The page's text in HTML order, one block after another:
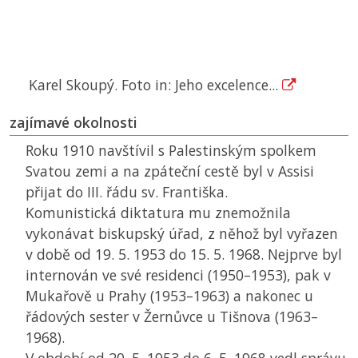
Karel Skoupý. Foto in: Jeho excelence...
zajímavé okolnosti
Roku 1910 navštívil s Palestinským spolkem
Svatou zemi a na zpáteční cestě byl v Assisi
přijat do III. řádu sv. Františka.
Komunistická diktatura mu znemožnila
vykonávat biskupský úřad, z něhož byl vyřazen
v době od 19. 5. 1953 do 15. 5. 1968. Nejprve byl
internován ve své residenci (1950–1953), pak v
Mukařově u Prahy (1953–1963) a nakonec u
řádových sester v Žernůvce u Tišnova (1963–
1968).